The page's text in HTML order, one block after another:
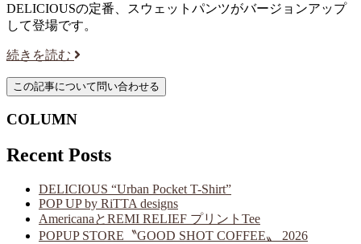
DELICIOUSの定番、スウェットパンツがバージョンアップ
して登場です。
続きを読む
COLUMN
Recent Posts
DELICIOUS “Urban Pocket T-Shirt”
POP UP by RiTTA designs
AmericanaとREMI RELIEF プリントTee
POPUP STORE〝GOOD SHOT COFFEE〟 2026